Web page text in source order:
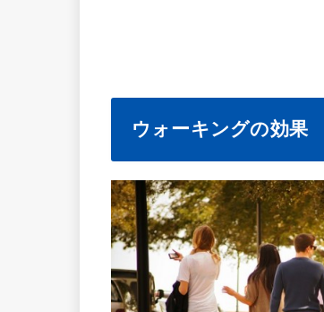
ウォーキングの効果